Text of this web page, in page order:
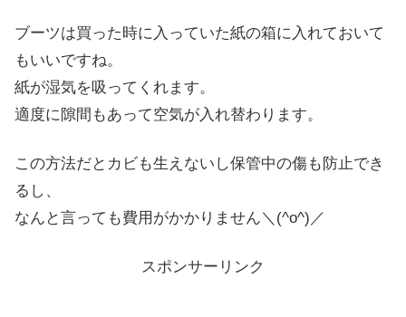
ブーツは買った時に入っていた紙の箱に入れておいて
もいいですね。
紙が湿気を吸ってくれます。
適度に隙間もあって空気が入れ替わります。
この方法だとカビも生えないし保管中の傷も防止でき
るし、
なんと言っても費用がかかりません＼(^o^)／
スポンサーリンク